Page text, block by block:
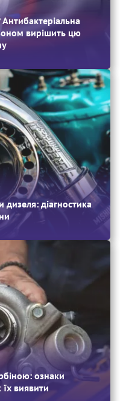
вирішить цю
дизеля: діагностика
ознаки
їх виявити